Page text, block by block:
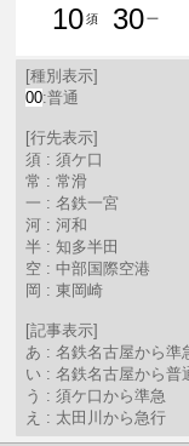
10須
30一
[種別表示]
00:普通
[行先表示]
須 : 須ケ口
常 : 常滑
一 : 名鉄一宮
河 : 河和
半 : 知多半田
空 : 中部国際空港
岡 : 東岡崎
[記事表示]
あ : 名鉄名古屋から準
い : 名鉄名古屋から普
う : 須ケ口から準急
え : 太田川から急行